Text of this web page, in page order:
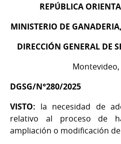
REPÚBLICA
MINISTERIO DE
DIRECCIÓN GENERAL DE
DGSG/N°280/2025
VISTO: la necesidad de
relativo al proceso de
ampliación o modificación